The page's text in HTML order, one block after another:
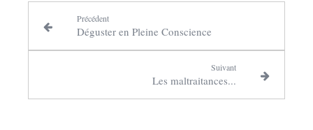
Précédent
Déguster en Pleine Conscience
Suivant
Les maltraitances...